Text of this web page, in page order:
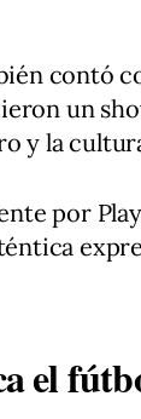
contó
un
y la
por
el